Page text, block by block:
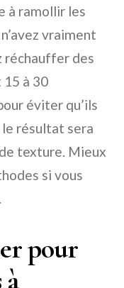
à ramollir les
vraiment
réchauffer des
15 à 30
éviter qu’ils
le résultat sera
texture. Mieux
si vous
pour